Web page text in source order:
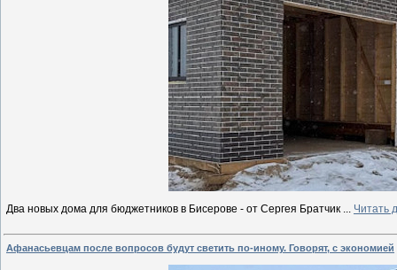
Два новых дома для бюджетников в Бисерове - от Сергея Братчик Читать
Афанасьевцам после вопросов будут светить по-иному. Говорят, с экономией